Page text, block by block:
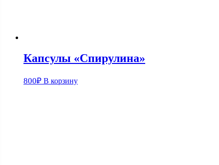
Капсулы «Спирулина»
800₽ В корзину